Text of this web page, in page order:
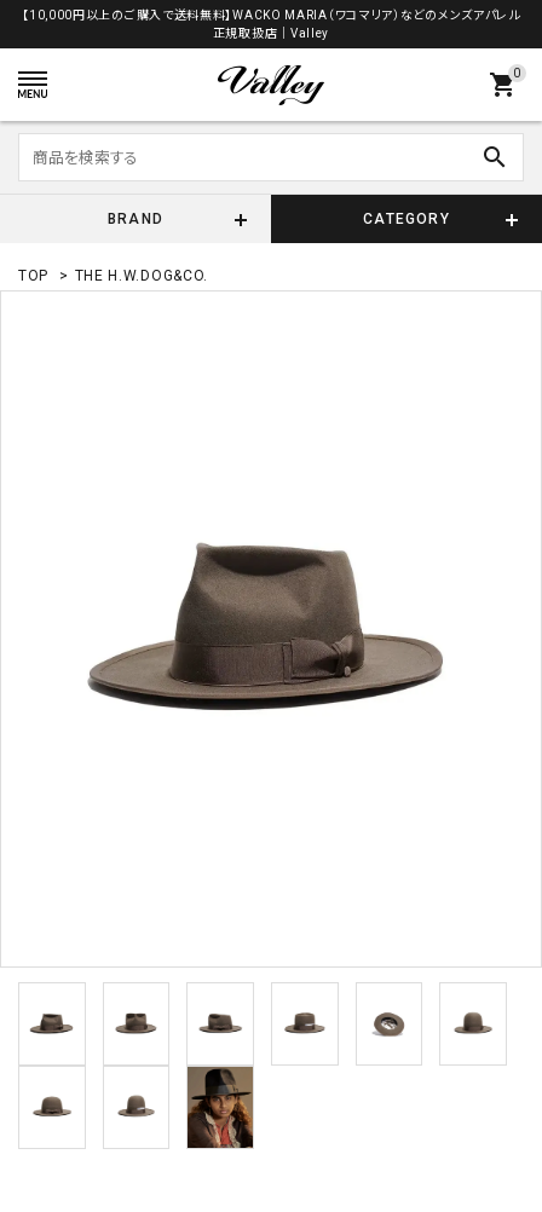
【10,000円以上のご購入で送料無料】WACKO MARIA（ワコマリア）などのメンズアパレル
正規取扱店│Valley
0
shopping_cart
search
BRAND CATEGORY
TOP > THE H.W.DOG&CO.